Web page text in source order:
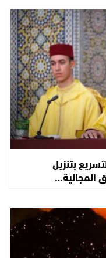
بتنزيل
المجالية…